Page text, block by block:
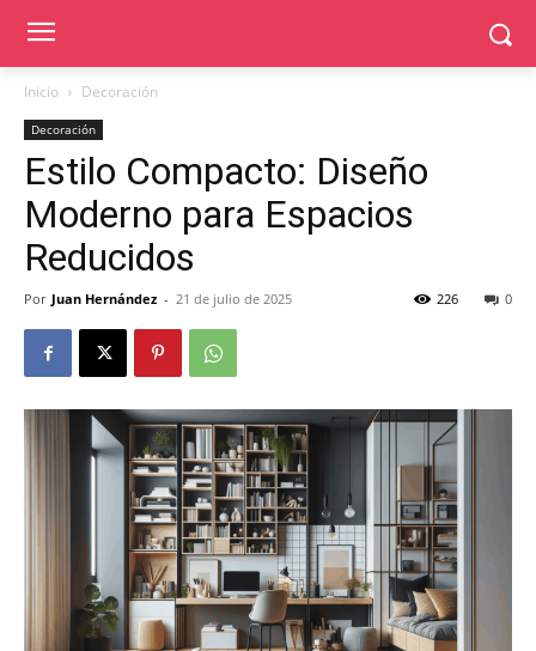
Inicio Decoración
Decoración
Estilo Compacto: Diseño
Moderno para Espacios
Reducidos
Por Juan Hernández - 21 de julio de 2025 0
226